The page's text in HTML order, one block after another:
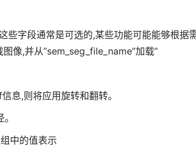
些字段通常是可选的,某些功能可能能够根据
像,并从”sem_seg_file_name”加载”
息,则将应用旋转和翻转。
中的值表示